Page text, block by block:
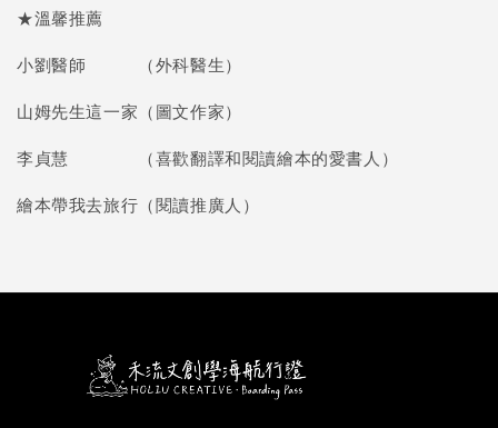
★溫馨推薦
小劉醫師 （外科醫生）
山姆先生這一家（圖文作家）
李貞慧 （喜歡翻譯和閱讀繪本的愛書人）
繪本帶我去旅行（閱讀推廣人）